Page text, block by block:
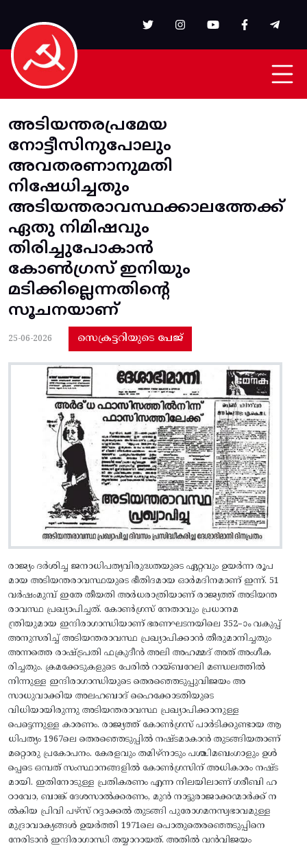
അടിയന്തരപ്രമേയ
നോട്ടീസിനുപോലും
അവതരണാനുമതി
നിഷേധിച്ചതും
അടിയന്തരാവസ്ഥക്കാലത്തേക്ക്
ഏതു നിമിഷവും
തിരിച്ചുപോകാൻ
കോൺഗ്രസ് ഇനിയും
മടിക്കില്ലെന്നതിന്റെ
സൂചനയാണ്
25-06-2026 സെക്രട്ടറിയുടെ പേജ്
രാജ്യം ദർശിച്ച ജനാധിപത്യവിരുദ്ധതയുടെ ഏറ്റവും ഉയർന്ന രൂപ
മായ അടിയന്തരാവസ്ഥയുടെ ഭീതിദമായ ഓർമദിനമാണ്‌ ഇന്ന്. 51
വർഷംമുമ്പ് ഇതേ തീയതി അർധരാത്രിയാണ് രാജ്യത്ത് അടിയന്ത
രാവസ്ഥ പ്രഖ്യാപിച്ചത്. കോൺഗ്രസ് നേതാവും പ്രധാനമ
ന്ത്രിയുമായ ഇന്ദിരാഗാന്ധിയാണ് ഭരണഘടനയിലെ 352–ാം വകുപ്പ്
അനുസരിച്ച് അടിയന്തരാവസ്ഥ പ്രഖ്യാപിക്കാൻ തീരുമാനിച്ചതും
അന്നത്തെ രാഷ്ട്രപതി ഫക്രുദീൻ അലി അഹമ്മദ് അത് അംഗീക
രിച്ചതും. ക്രമക്കേടുകളുടെ പേരിൽ റായ്ബറേലി മണ്ഡലത്തിൽ
നിന്നുള്ള ഇന്ദിരാഗാന്ധിയുടെ തെരഞ്ഞെടുപ്പുവിജയം അ
സാധുവാക്കിയ അലഹബാദ് ഹൈക്കോടതിയുടെ
വിധിയായിരുന്നു അടിയന്തരാവസ്ഥ പ്രഖ്യാപിക്കാനുള്ള
പെട്ടെന്നുള്ള കാരണം. രാജ്യത്ത് കോൺഗ്രസ് പാർടിക്കുണ്ടായ ആ
ധിപത്യം 1967ലെ തെരഞ്ഞെടുപ്പിൽ നഷ്ടമാകാൻ തുടങ്ങിയതാണ്
മറ്റൊരു പ്രകോപനം. കേരളവും തമിഴ്നാടും പശ്ചിമബംഗാളും ഉൾ
പ്പെടെ ഒമ്പത് സംസ്ഥാനങ്ങളിൽ കോൺഗ്രസിന് അധികാരം നഷ്ട
മായി. ഇതിനോടുള്ള പ്രതികരണം എന്ന നിലയിലാണ് ഗരീബി ഹ
ഠാവോ, ബാങ്ക് ദേശസാൽക്കരണം, മുൻ നാട്ടുരാജാക്കന്മാർക്ക് ന
ൽകിയ പ്രിവി പഴ്സ് റദ്ദാക്കൽ തുടങ്ങി പുരോഗമനസ്വഭാവമുള്ള
മുദ്രാവാക്യങ്ങൾ ഉയർത്തി 1971ലെ പൊതുതെരഞ്ഞെടുപ്പിനെ
നേരിടാൻ ഇന്ദിരാഗാന്ധി തയ്യാറായത്. അതിൽ വൻവിജയം